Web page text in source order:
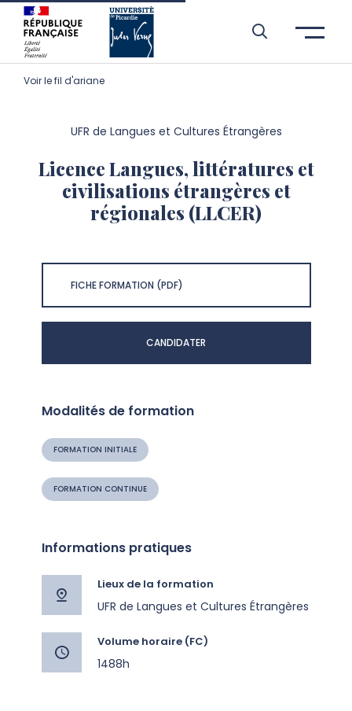
Aller à l’entête de page
Aller au menu principale
Aller au contenu principal
Aller à la recherche
Passer aux cookies
Aller au pied de page
Voir le fil d'ariane
UFR de Langues et Cultures Étrangères
Licence Langues, littératures et
civilisations étrangères et
régionales (LLCER)
FICHE FORMATION (PDF)
CANDIDATER
Modalités de formation
FORMATION INITIALE
FORMATION CONTINUE
Informations pratiques
Lieux de la formation
UFR de Langues et Cultures Étrangères
Volume horaire (FC)
1488h